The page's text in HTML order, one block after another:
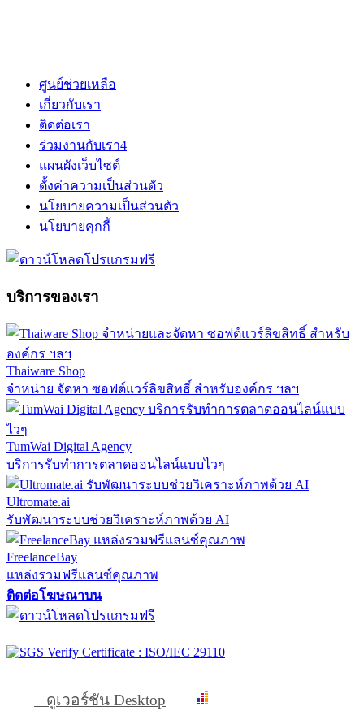
ศูนย์ช่วยเหลือ
เกี่ยวกับเรา
ติดต่อเรา
ร่วมงานกับเรา4
แผนผังเว็บไซต์
ตั้งค่าความเป็นส่วนตัว
นโยบายความเป็นส่วนตัว
นโยบายคุกกี้
บริการของเรา
Thaiware Shop
จำหน่าย จัดหา ซอฟต์แวร์ลิขสิทธิ์ สำหรับองค์กร ฯลฯ
TumWai Digital Agency
บริการรับทำการตลาดออนไลน์แบบไวๆ
Ultromate.ai
รับพัฒนาระบบช่วยวิเคราะห์ภาพด้วย AI
FreelanceBay
แหล่งรวมฟรีแลนซ์คุณภาพ
ติดต่อโฆษณาบน
ดูเวอร์ชัน Desktop